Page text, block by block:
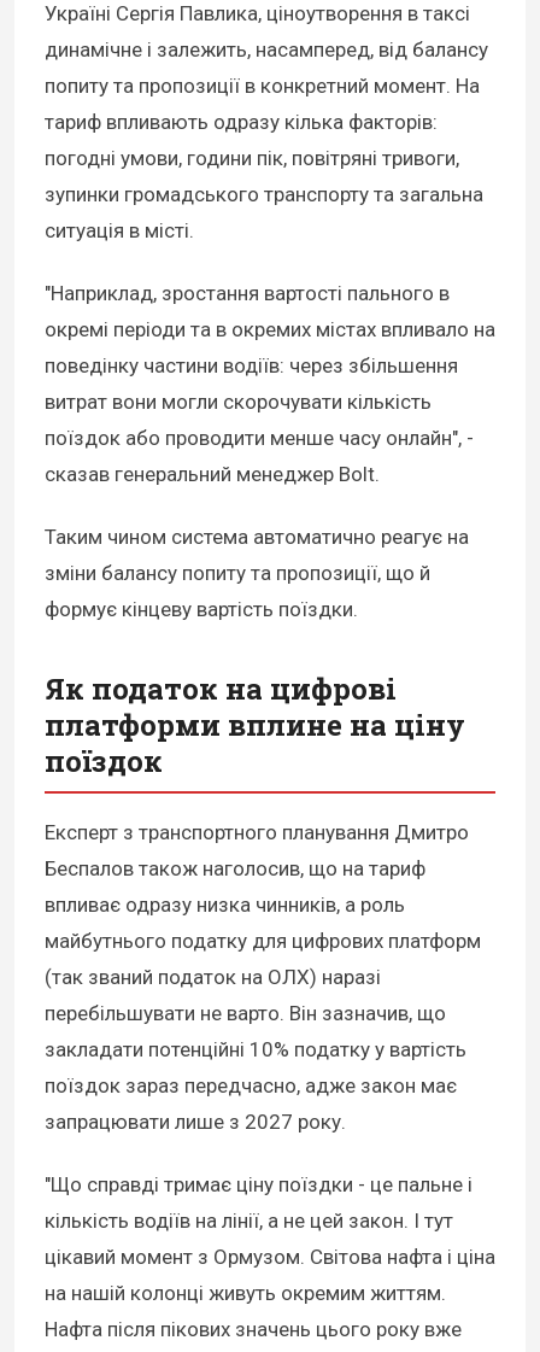
Україні Сергія Павлика, ціноутворення в таксі
динамічне і залежить, насамперед, від балансу
попиту та пропозиції в конкретний момент. На
тариф впливають одразу кілька факторів:
погодні умови, години пік, повітряні тривоги,
зупинки громадського транспорту та загальна
ситуація в місті.
"Наприклад, зростання вартості пального в
окремі періоди та в окремих містах впливало на
поведінку частини водіїв: через збільшення
витрат вони могли скорочувати кількість
поїздок або проводити менше часу онлайн", -
сказав генеральний менеджер Bolt.
Таким чином система автоматично реагує на
зміни балансу попиту та пропозиції, що й
формує кінцеву вартість поїздки.
Як податок на цифрові
платформи вплине на ціну
поїздок
Експерт з транспортного планування Дмитро
Беспалов також наголосив, що на тариф
впливає одразу низка чинників, а роль
майбутнього податку для цифрових платформ
(так званий податок на ОЛХ) наразі
перебільшувати не варто. Він зазначив, що
закладати потенційні 10% податку у вартість
поїздок зараз передчасно, адже закон має
запрацювати лише з 2027 року.
"Що справді тримає ціну поїздки - це пальне і
кількість водіїв на лінії, а не цей закон. І тут
цікавий момент з Ормузом. Світова нафта і ціна
на нашій колонці живуть окремим життям.
Нафта після пікових значень цього року вже